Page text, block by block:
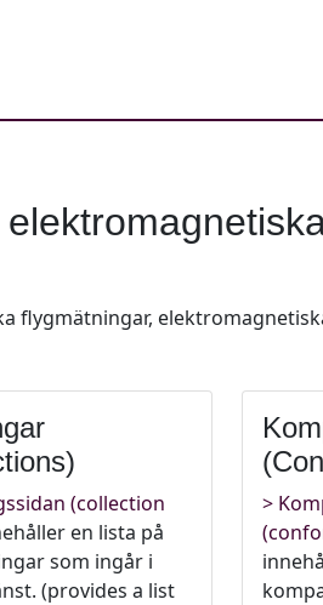
flygmätningar,
(collection
en lista på
som ingår i
(provides a list